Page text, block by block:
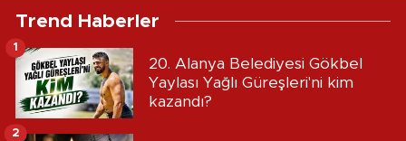
Trend Haberler
20. Alanya Belediyesi Gökbel
Yaylası Yağlı Güreşleri'ni kim
kazandı?
1
2